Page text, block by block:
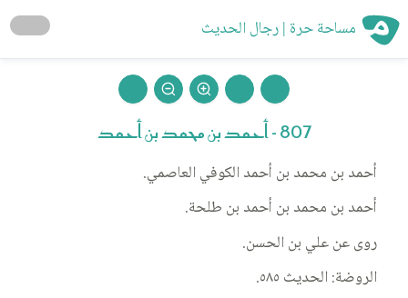
مساحة حرة | رجال الحديث
807 - أحمد بن محمد بن أحمد
أحمد بن محمد بن أحمد الكوفي العاصمي.
أحمد بن محمد بن أحمد بن طلحة.
روى عن علي بن الحسن.
الروضة: الحديث ٥٨٥.